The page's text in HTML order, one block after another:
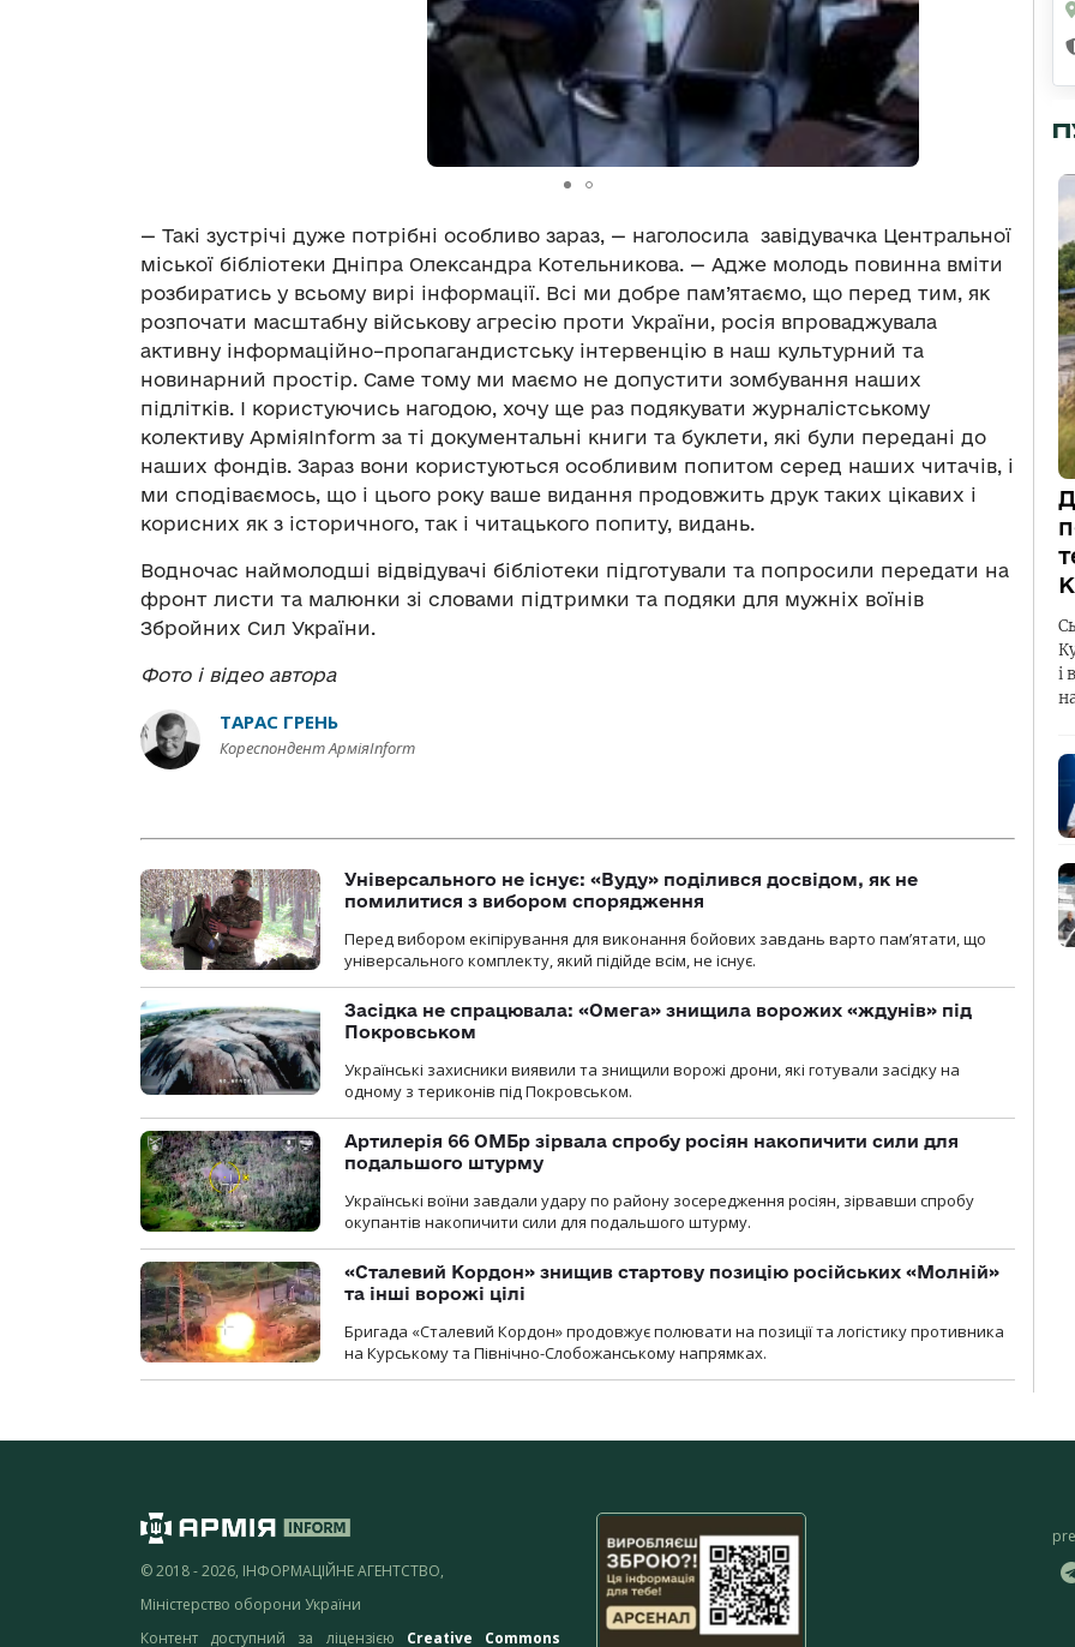
— Такі зустрічі дуже потрібні особливо зараз, — наголосила завідувачка Центральної
міської бібліотеки Дніпра Олександра Котельникова. — Адже молодь повинна вміти
розбиратись у всьому вирі інформації. Всі ми добре пам’ятаємо, що перед тим, як
розпочати масштабну військову агресію проти України, росія впроваджувала
активну інформаційно–пропагандистську інтервенцію в наш культурний та
новинарний простір. Саме тому ми маємо не допустити зомбування наших
підлітків. І користуючись нагодою, хочу ще раз подякувати журналістському
колективу АрміяInform за ті документальні книги та буклети, які були передані до
наших фондів. Зараз вони користуються особливим попитом серед наших читачів, і
ми сподіваємось, що і цього року ваше видання продовжить друк таких цікавих і
корисних як з історичного, так і читацького попиту, видань.
Водночас наймолодші відвідувачі бібліотеки підготували та попросили передати на
фронт листи та малюнки зі словами підтримки та подяки для мужніх воїнів
Збройних Сил України.
Фото і відео автора
ТАРАС ГРЕНЬ
Кореспондент АрміяInform
Універсального не існує: «Вуду» поділився досвідом, як не
помилитися з вибором спорядження
Перед вибором екіпірування для виконання бойових завдань варто пам’ятати, що
універсального комплекту, який підійде всім, не існує.
Засідка не спрацювала: «Омега» знищила ворожих «ждунів» під
Покровськом
Українські захисники виявили та знищили ворожі дрони, які готували засідку на
одному з териконів під Покровськом.
Артилерія 66 ОМБр зірвала спробу росіян накопичити сили для
подальшого штурму
Українські воїни завдали удару по району зосередження росіян, зірвавши спробу
окупантів накопичити сили для подальшого штурму.
«Сталевий Кордон» знищив стартову позицію російських «Молній»
та інші ворожі цілі
Бригада «Сталевий Кордон» продовжує полювати на позиції та логістику противника
на Курському та Північно-Слобожанському напрямках.
і
© 2018 - 2026, ІНФОРМАЦІЙНЕ АГЕНТСТВО,
Міністерство оборони України
Контент доступний за ліцензією Creative Commons